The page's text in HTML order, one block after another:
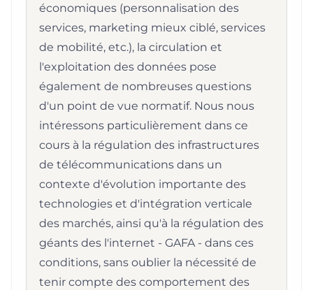
économiques (personnalisation des
services, marketing mieux ciblé, services
de mobilité, etc.), la circulation et
l'exploitation des données pose
également de nombreuses questions
d'un point de vue normatif. Nous nous
intéressons particulièrement dans ce
cours à la régulation des infrastructures
de télécommunications dans un
contexte d'évolution importante des
technologies et d'intégration verticale
des marchés, ainsi qu'à la régulation des
géants des l'internet - GAFA - dans ces
conditions, sans oublier la nécessité de
tenir compte des comportement des